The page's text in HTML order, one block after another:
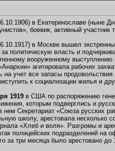
в Екатеринославе (ныне
боевик, активный участник
в Москве вышел
за политическую власть и
вооруженному
агитировала рабочих
на учет все запасы
к социализации жилья и
1919 в США по распоряжению
которым подверглись и
Секретариат «Союза русских
школу, арестовала несколько
«Хлеб и воля». Разгромы и
полицейских подразделений на
за три месяца было арестовано до